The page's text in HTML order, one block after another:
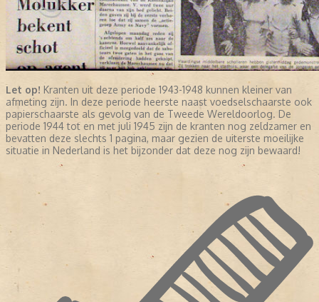
Let op! Kranten uit deze periode 1943-1948 kunnen kleiner van
afmeting zijn. In deze periode heerste naast voedselschaarste ook
papierschaarste als gevolg van de Tweede Wereldoorlog. De
periode 1944 tot en met juli 1945 zijn de kranten nog zeldzamer en
bevatten deze slechts 1 pagina, maar gezien de uiterste moeilijke
situatie in Nederland is het bijzonder dat deze nog zijn bewaard!